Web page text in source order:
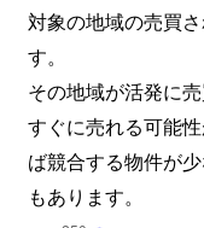
対象の地域の売買
す。
その地域が活発に
すぐに売れる可能
ば競合する物件が
もあります。